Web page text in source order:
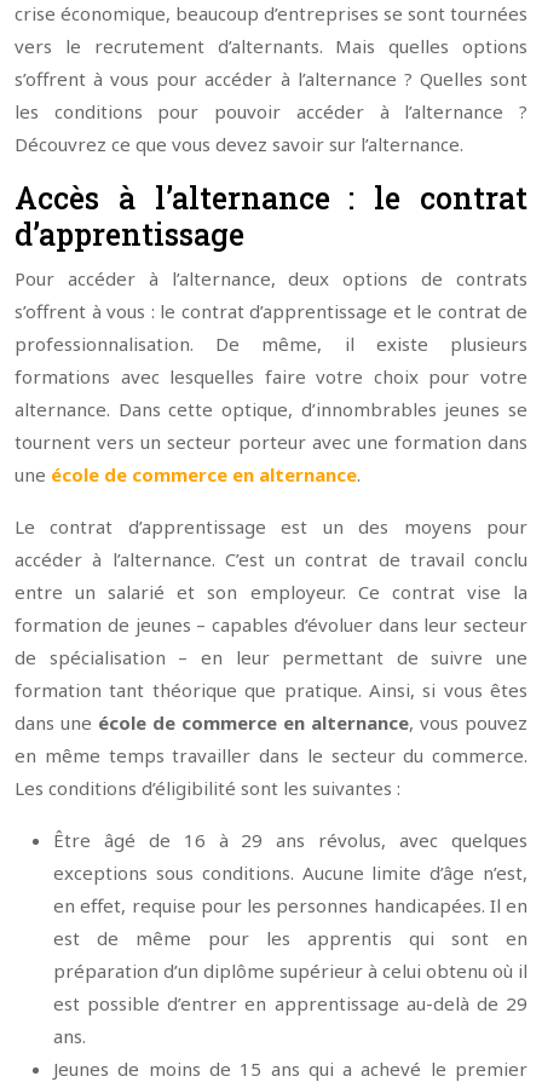
crise économique, beaucoup d’entreprises se sont tournées
vers le recrutement d’alternants. Mais quelles options
s’offrent à vous pour accéder à l’alternance ? Quelles sont
les conditions pour pouvoir accéder à l’alternance ?
Découvrez ce que vous devez savoir sur l’alternance.
Accès à l’alternance : le contrat
d’apprentissage
Pour accéder à l’alternance, deux options de contrats
s’offrent à vous : le contrat d’apprentissage et le contrat de
professionnalisation. De même, il existe plusieurs
formations avec lesquelles faire votre choix pour votre
alternance. Dans cette optique, d’innombrables jeunes se
tournent vers un secteur porteur avec une formation dans
une école de commerce en alternance.
Le contrat d’apprentissage est un des moyens pour
accéder à l’alternance. C’est un contrat de travail conclu
entre un salarié et son employeur. Ce contrat vise la
formation de jeunes – capables d’évoluer dans leur secteur
de spécialisation – en leur permettant de suivre une
formation tant théorique que pratique. Ainsi, si vous êtes
dans une école de commerce en alternance, vous pouvez
en même temps travailler dans le secteur du commerce.
Les conditions d’éligibilité sont les suivantes :
Être âgé de 16 à 29 ans révolus, avec quelques
exceptions sous conditions. Aucune limite d’âge n’est,
en effet, requise pour les personnes handicapées. Il en
est de même pour les apprentis qui sont en
préparation d’un diplôme supérieur à celui obtenu où il
est possible d’entrer en apprentissage au-delà de 29
ans.
Jeunes de moins de 15 ans qui a achevé le premier